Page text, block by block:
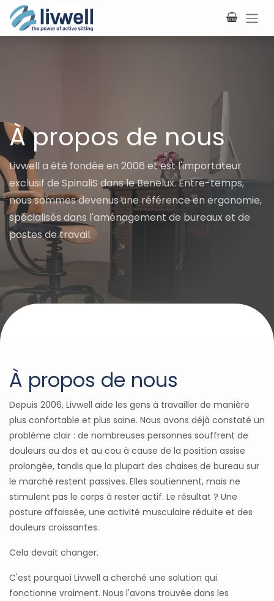
Se rendre au contenu
À propos de nous
Livwell a été fondée en 2006 et est l'importateur
exclusif de SpinaliS dans le Benelux. Entre-temps,
nous sommes devenus une référence en ergonomie,
spécialisés dans l'aménagement de bureaux et de
postes de travail.
À propos de nous
Depuis 2006, Livwell aide les gens à travailler de manière
plus confortable et plus saine. Nous avons déjà constaté un
problème clair : de nombreuses personnes souffrent de
douleurs au dos et au cou à cause de la position assise
prolongée, tandis que la plupart des chaises de bureau sur
le marché restent passives. Elles soutiennent, mais ne
stimulent pas le corps à rester actif. Le résultat ? Une
posture affaissée, une activité musculaire réduite et des
douleurs croissantes.
Cela devait changer.
C'est pourquoi Livwell a cherché une solution qui
fonctionne vraiment. Nous l'avons trouvée dans les